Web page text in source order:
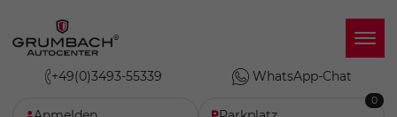
+49(0)3493-55339 WhatsApp-Chat
0